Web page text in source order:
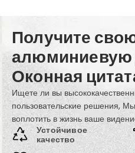
Получите
алюминиевую
Оконная
Ищете ли вы
пользовательские решения,
воплотить в жизнь ваше
Устойчивое
качество